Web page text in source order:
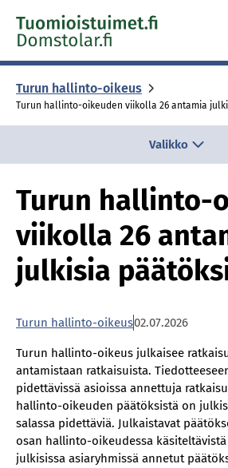
Skip to content -saavutettavuusohje
Turun hallinto-oikeus
Turun hallinto-oikeuden viikolla 26 antamia
Valikko
Turun hallinto-
viikolla 26
julkisia
Turun hallinto-oikeus02.07.2026
Turun hallinto-oikeus julkaisee
antamistaan ratkaisuista.
pidettävissä asioissa annettuja
hallinto-oikeuden päätöksistä on
salassa pidettäviä. Julkaistavat
osan hallinto-oikeudessa
julkisissa asiaryhmissä annetut